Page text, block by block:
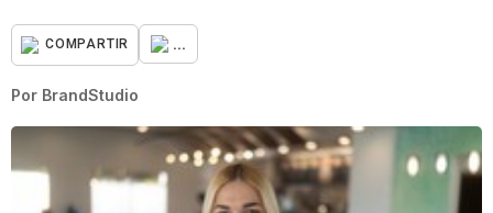
COMPARTIR ...
Por BrandStudio